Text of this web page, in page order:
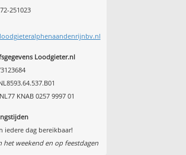
251023
Loodgieter.nl
KNAB 0257 9997 01
iedere dag bereikbaar!
het weekend en op feestdagen